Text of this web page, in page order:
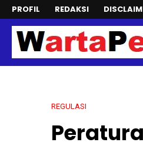
PROFIL REDAKSI
REGULASI